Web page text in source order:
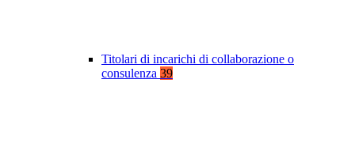
Titolari di incarichi di collaborazione o
consulenza 39